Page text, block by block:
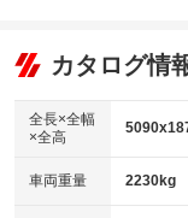
リフトアップ
：装備なし
：装備なし
パワーウィンドウ
アイドリングストップ
：装備あり
ビジュアル：-／
：装備あり
：装備あり
革シート
キーレス
カタログ情
全長×全幅
×全高
車両重量 2230kg